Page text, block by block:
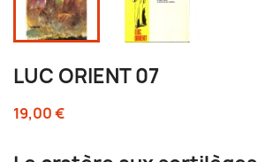
LUC ORIENT 07
19,00 €